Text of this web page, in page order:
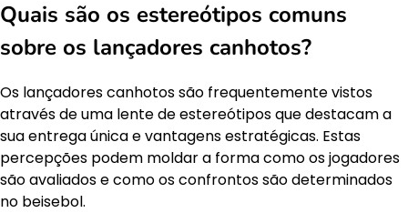
Quais são os estereótipos comuns
sobre os lançadores canhotos?
Os lançadores canhotos são frequentemente vistos
através de uma lente de estereótipos que destacam a
sua entrega única e vantagens estratégicas. Estas
percepções podem moldar a forma como os jogadores
são avaliados e como os confrontos são determinados
no beisebol.